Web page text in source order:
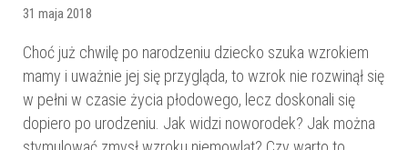
31 maja 2018
Choć już chwilę po narodzeniu dziecko szuka wzrokiem
mamy i uważnie jej się przygląda, to wzrok nie rozwinął się
w pełni w czasie życia płodowego, lecz doskonali się
dopiero po urodzeniu. Jak widzi noworodek? Jak można